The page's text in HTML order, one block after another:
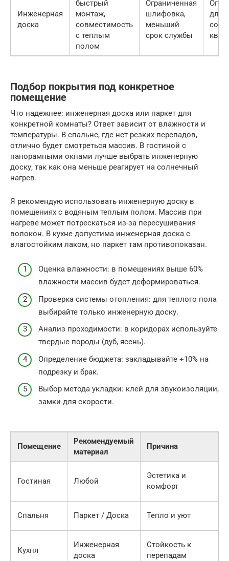
Инженерная
доска
быстрый
монтаж,
совместимость
с теплым
полом
Ограниченная
шлифовка,
меньший
срок службы
для
Подбор покрытия под конкретное
помещение
Что надежнее: инженерная доска или паркет для
конкретной комнаты? Ответ зависит от влажности и
температуры. В спальне, где нет резких перепадов,
отлично будет смотреться массив. В гостиной с
панорамными окнами лучше выбрать инженерную
доску, так как она меньше реагирует на солнечный
нагрев.
Я рекомендую использовать инженерную доску в
помещениях с водяным теплым полом. Массив при
нагреве может потрескаться из-за пересушивания
волокон. В кухне допустима инженерная доска с
влагостойким лаком, но паркет там противопоказан.
Оценка влажности: в помещениях выше 60%
влажности массив будет деформироваться.
Проверка системы отопления: для теплого пола
выбирайте только инженерную доску.
Анализ проходимости: в коридорах используйте
твердые породы (дуб, ясень).
Определение бюджета: закладывайте +10% на
подрезку и брак.
Выбор метода укладки: клей для звукоизоляции,
замки для скорости.
Помещение
Рекомендуемый
материал
Причина
Гостиная Любой
Эстетика и
комфорт
Спальня Паркет / Доска Тепло и уют
Кухня
Инженерная
доска
Стойкость к
перепадам